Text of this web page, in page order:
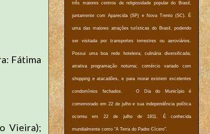
Fátima
Vieira);
três maiores centros de religiosidade popular do Brasil,
juntamente com Aparecida (SP) e Nova Trento (SC). É
uma das maiores atrações turísticas do Brasil, podendo
ser visitada por transportes terrestres ou aeroviários.
Possui uma boa rede hoteleira; culinária diversificada;
atrativa programação noturna; comércio variado com
shopping e atacadões, e para morar existem excelentes
condomínios fechados. O Dia do Município é
comemorado em 22 de julho e sua independência política
ocorreu em 22 de julho de 1911. É conhecida
mundialmente como “A Terra do Padre Cícero”.